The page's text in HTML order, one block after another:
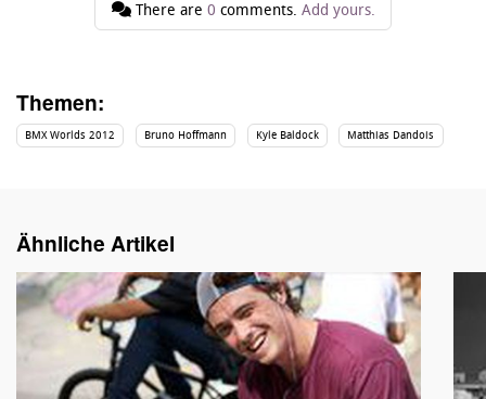
There are 0 comments. Add yours.
Themen:
BMX Worlds 2012 Bruno Hoffmann Kyle Baldock Matthias Dandois
Ähnliche Artikel